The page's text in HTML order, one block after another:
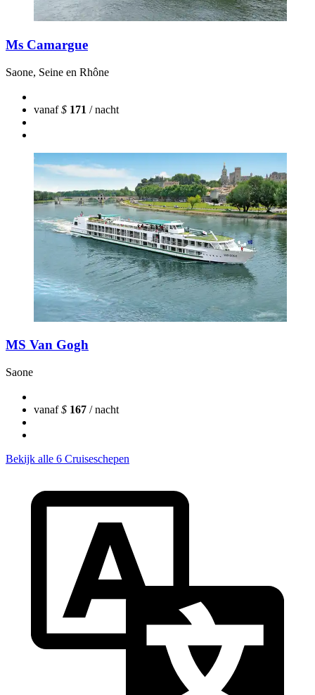
Ms Camargue
Saone, Seine en Rhône
vanaf$ 171 / nacht
MS Van Gogh
Saone
vanaf$ 167 / nacht
Bekijk alle 6 Cruiseschepen